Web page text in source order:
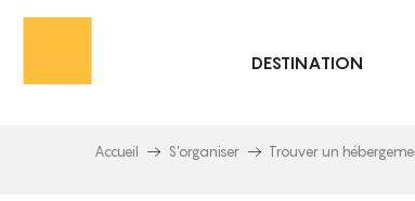
Aller
principal
DESTINATION
Accueil S’organiser Trouver un